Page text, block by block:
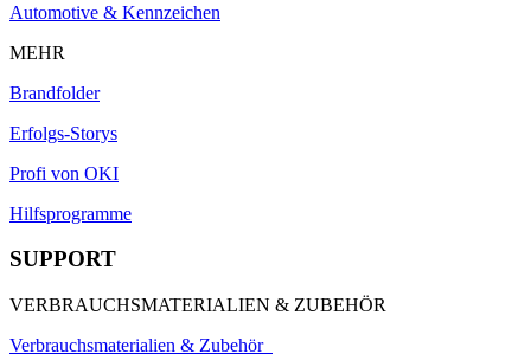
Automotive & Kennzeichen
MEHR
Brandfolder
Erfolgs-Storys
Profi von OKI
Hilfsprogramme
SUPPORT
VERBRAUCHSMATERIALIEN & ZUBEHÖR
Verbrauchsmaterialien & Zubehör